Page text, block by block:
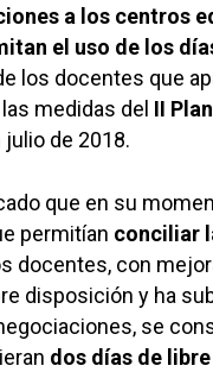
a los centros
el uso de los
los docentes que
medidas del II
julio de 2018.
que en su
permitían conciliar
docentes, con
disposición y ha
se
dos días de